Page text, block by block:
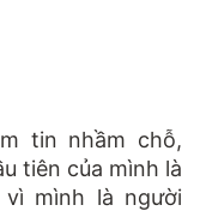
tin nhầm chỗ,
tiên của mình là
mình là người